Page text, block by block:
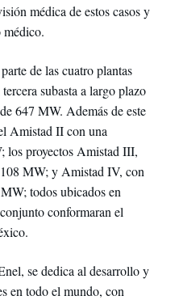
médica de estos casos y
médico.
de las cuatro plantas
subasta a largo plazo
647 MW. Además de este
Amistad II con una
los proyectos Amistad III,
MW; y Amistad IV, con
todos ubicados en
conformaran el
se dedica al desarrollo y
en todo el mundo, con